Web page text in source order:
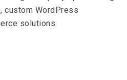
custom WordPress
solutions.